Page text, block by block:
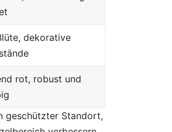
dekorative
rot, robust und
geschützter Standort,